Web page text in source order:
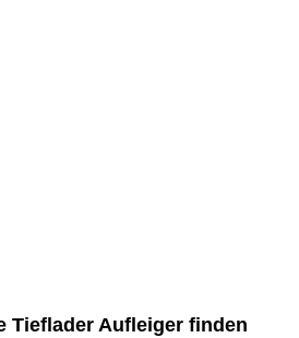
Tieflader Aufleiger finden